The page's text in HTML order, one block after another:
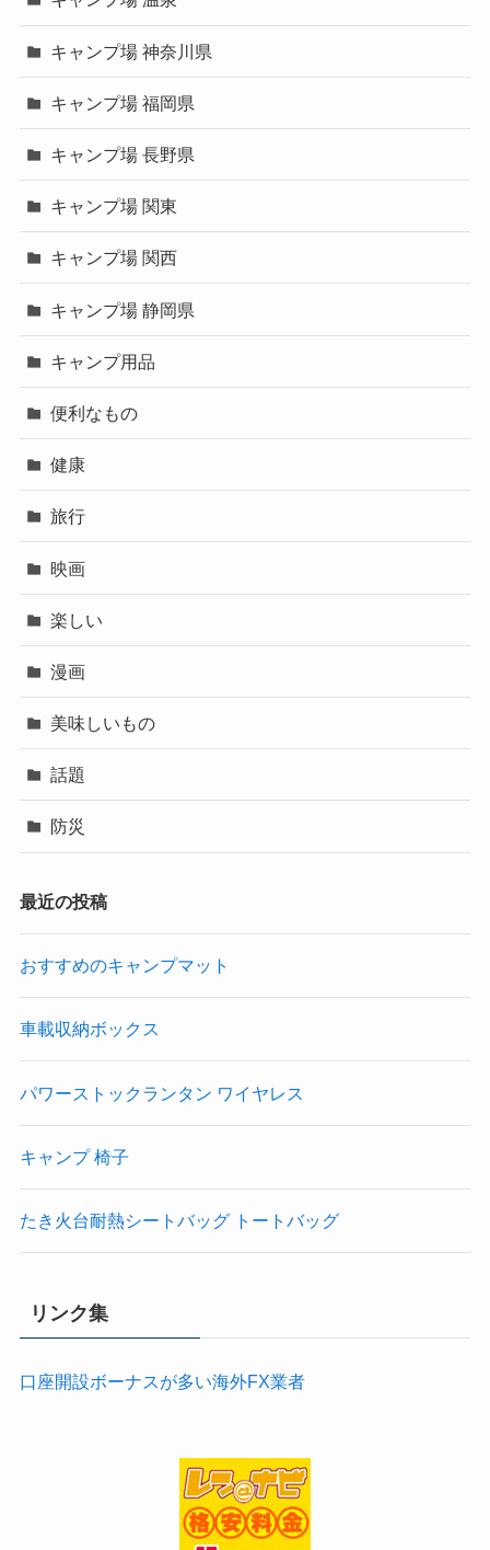
キャンプ場 神奈川県
キャンプ場 福岡県
キャンプ場 長野県
キャンプ場 関東
キャンプ場 関西
キャンプ場 静岡県
キャンプ用品
便利なもの
健康
旅行
映画
楽しい
漫画
美味しいもの
話題
防災
最近の投稿
おすすめのキャンプマット
車載収納ボックス
パワーストックランタン ワイヤレス
キャンプ 椅子
たき火台耐熱シートバッグ トートバッグ
リンク集
口座開設ボーナスが多い海外FX業者